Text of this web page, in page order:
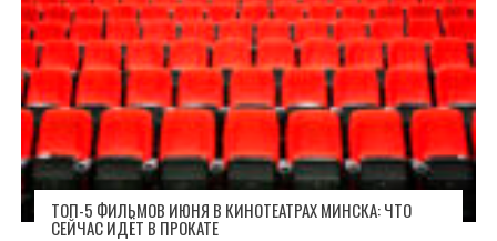
ТОП-5 ФИЛЬМОВ ИЮНЯ В КИНОТЕАТРАХ МИНСКА: ЧТО
СЕЙЧАС ИДЁТ В ПРОКАТЕ